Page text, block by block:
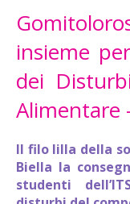
insieme
dei
Alimentare
Il filo lilla della
Biella la
studenti